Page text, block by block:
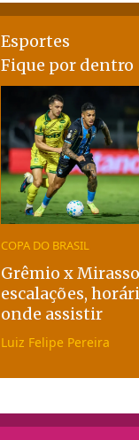
Esportes
Fique por dentro
COPA DO BRASIL
Grêmio x
escalações,
onde assistir
Luiz Felipe Pereira